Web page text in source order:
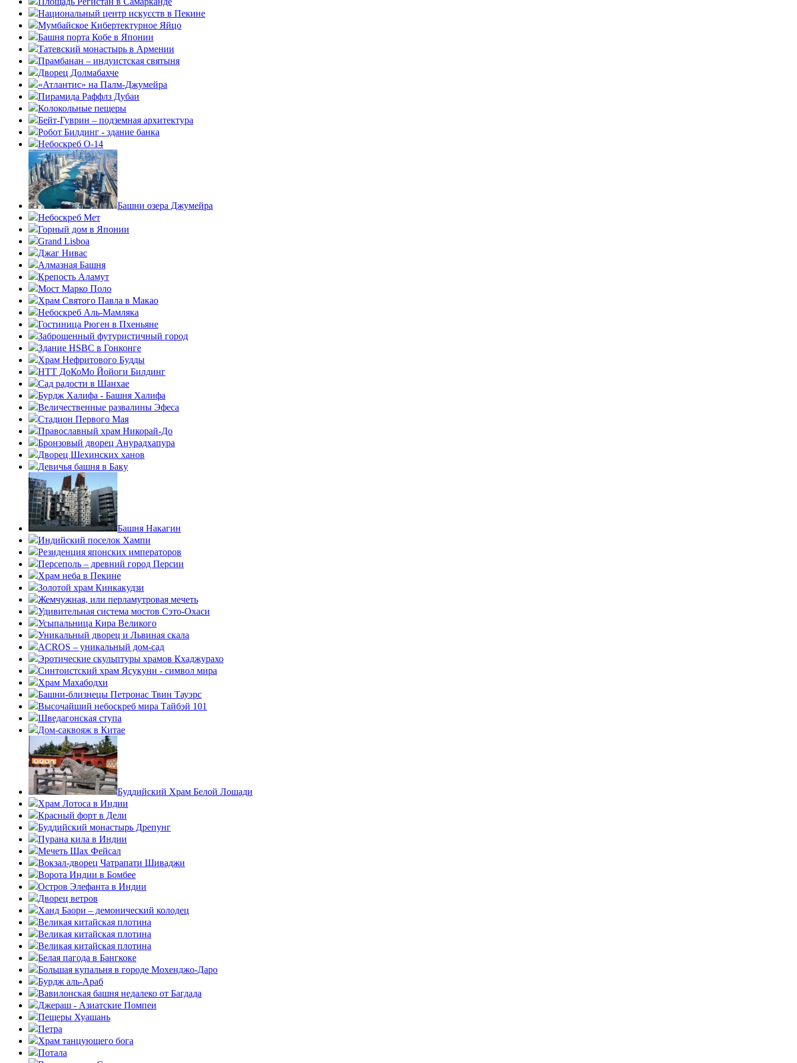
Национальный центр искусств в Пекине
Мумбайское Кибертектурное Яйцо
Башня порта Кобе в Японии
Татевский монастырь в Армении
Прамбанан – индуистская святыня
Дворец Долмабахче
«Атлантис» на Палм-Джумейра
Пирамида Раффлз Дубаи
Колокольные пещеры
Бейт-Гуврин – подземная архитектура
Робот Билдинг - здание банка
Небоскреб О-14
Башни озера Джумейра
Небоскреб Мет
Горный дом в Японии
Grand Lisboa
Джаг Нивас
Алмазная Башня
Крепость Аламут
Мост Марко Поло
Храм Святого Павла в Макао
Небоскреб Аль-Мамляка
Гостиница Рюген в Пхеньяне
Заброшенный футуристичный город
Здание HSBC в Гонконге
Храм Нефритового Будды
НТТ ДоКоМо Йойоги Билдинг
Сад радости в Шанхае
Бурдж Халифа - Башня Халифа
Величественные развалины Эфеса
Стадион Первого Мая
Православный храм Никорай-До
Бронзовый дворец Анурадхапура
Дворец Шехинских ханов
Девичья башня в Баку
Башня Накагин
Индийский поселок Хампи
Резиденция японских императоров
Персеполь – древний город Персии
Храм неба в Пекине
Золотой храм Кинкакудзи
Жемчужная, или перламутровая мечеть
Удивительная система мостов Сэто-Охаси
Усыпальница Кира Великого
Уникальный дворец и Львиная скала
ACROS – уникальный дом-сад
Эротические скульптуры храмов Кхаджурахо
Синтоистский храм Ясукуни - символ мира
Храм Махабодхи
Башни-близнецы Петронас Твин Тауэрс
Высочайший небоскреб мира Тайбэй 101
Шведагонская ступа
Дом-саквояж в Китае
Буддийский Храм Белой Лошади
Храм Лотоса в Индии
Красный форт в Дели
Буддийский монастырь Дрепунг
Пурана кила в Индии
Мечеть Шах Фейсал
Вокзал-дворец Чатрапати Шиваджи
Ворота Индии в Бомбее
Остров Элефанта в Индии
Дворец ветров
Ханд Баори – демонический колодец
Великая китайская плотина
Великая китайская плотина
Великая китайская плотина
Белая пагода в Бангкоке
Большая купальня в городе Мохенджо-Даро
Бурдж аль-Араб
Вавилонская башня недалеко от Багдада
Джераш - Азиатские Помпеи
Пещеры Хуашань
Петра
Храм танцующего бога
Потала